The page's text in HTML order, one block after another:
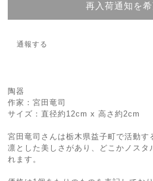
再入荷通知を
通報する
陶器
作家：宮田竜司
サイズ：直径約12cm x 高さ約2cm
宮田竜司さんは栃木県益子町で活動す
凛とした美しさがあり、どこかノスタ
れます。